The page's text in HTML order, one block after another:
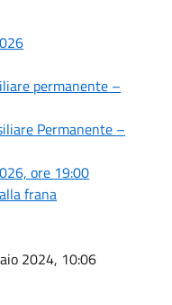
permanente –
Permanente –
ore 19:00
frana
2024, 10:06